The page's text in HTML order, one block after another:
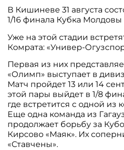
В Кишиневе 31 августа
1/16 финала Кубка Молдовы
Уже на этой стадии
Комрата: «Универ-
Первая из них
«Олимп» выступает в
Матч пройдет 13 или 14
этой пары выйдет в 1/8
где встретится с одной из
Еще одна команда из
продолжает борьбу за
Кирсово «Маяк». Их
«Ставчены».